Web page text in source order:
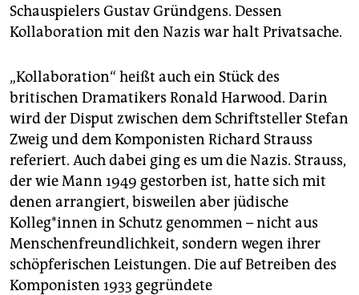
Schauspielers Gustav Gründgens. Dessen
Kollaboration mit den Nazis war halt Privatsache.
„Kollaboration“ heißt auch ein Stück des
britischen Dramatikers Ronald Harwood. Darin
wird der Disput zwischen dem Schriftsteller Stefan
Zweig und dem Komponisten Richard Strauss
referiert. Auch dabei ging es um die Nazis. Strauss,
der wie Mann 1949 gestorben ist, hatte sich mit
denen arrangiert, bisweilen aber jüdische
Kolleg*innen in Schutz genommen – nicht aus
Menschenfreundlichkeit, sondern wegen ihrer
schöpferischen Leistungen. Die auf Betreiben des
Komponisten 1933 gegründete